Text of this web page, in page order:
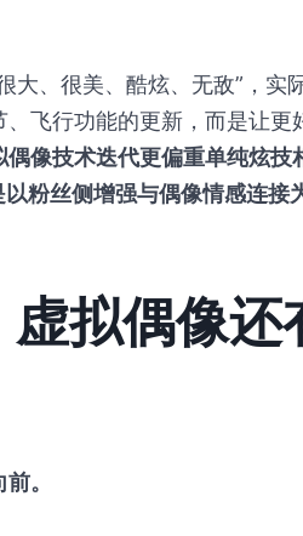
大、很美、酷炫、无敌”，实
飞行功能的更新，而是让更
偶像技术迭代更偏重单纯炫技
粉丝侧增强与偶像情感连接
拟偶像还
。